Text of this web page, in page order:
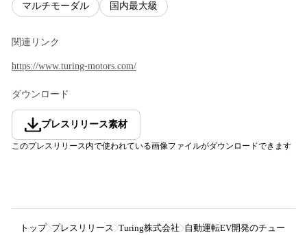
マルチモーダル 国内最大級
関連リンク
https://www.turing-motors.com/
ダウンロード
プレスリリース素材
このプレスリリース内で使われている画像ファイルがダウンロードできます
トップ プレスリリース Turing株式会社 自動運転EV開発のチューリン